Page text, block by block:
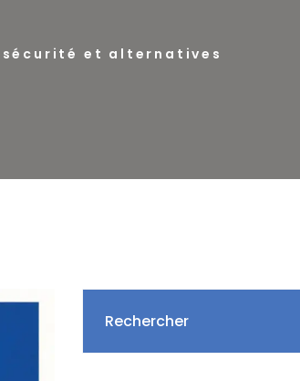
sécurité et alternatives
Rechercher